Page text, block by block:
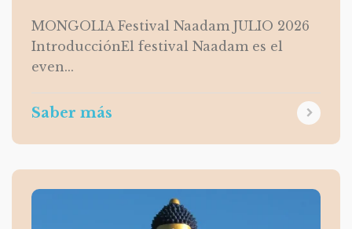
MONGOLIA Festival Naadam JULIO 2026
IntroducciónEl festival Naadam es el
even...
Saber más